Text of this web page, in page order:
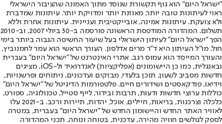
"ישראל היום" הוא גוף תקשורת שנוסד מתוך האמונה שהציבור הישראלי
ראוי לעיתונות טובה יותר, מאוזנת יותר ומדויקת יותר. עיתונות שמדברת
ולא צועקת. עיתונות אמינה, אובייקטיבית ועניינית. עיתונות אחרת וללא
תשלום. המהדורה המודפסת הראשונה פורסמה ב-30 ביולי 2007, וב-2010
הפך "ישראל היום" לעיתון הישראלי בעל שיעור החשיפה הגבוה ביותר בימי
חול. מו"ל העיתון היא ד"ר מרים אדלסון. העורך הראשי הוא עמר לחמנוביץ,
והעורך המייסד הוא עמוס רגב. אתרי האינטרנט של "ישראל היום" בעברית
ובאנגלית, כמו כן היישומונים (אפליקציות) לאנדרואיד ול-iOS, מציגים
חדשות מסביב לשעון, תוכן בלעדי, מבזקים ועדכונים, ניתוחים ופרשנויות,
וידיאו, פודקאסטים ושידורים חיים. פלטפורמות הדיגיטל של "ישראל היום"
כוללות ערוצי חדשות ודעות, תרבות ובידור, לייף סטייל, טכנולוגיה, ספורט,
כלכלה וצרכנות, בריאות, חיילים, אוכל, יהדות, תיירות ורכב. ב-2021 עלו
לאוויר האתר החדש והיישומון החדש של "ישראל היום" בעברית, במטרה
לספק לגולשים חוויה מהירה, עדכנית, בטוחה ונוחה. תכני המהדורה